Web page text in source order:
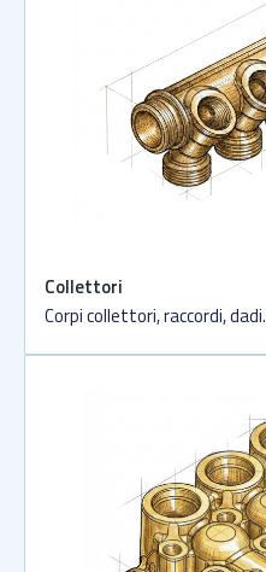
Collettori
Corpi collettori, raccordi, dadi.